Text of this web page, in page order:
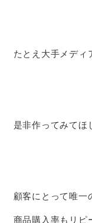
たとえ大手メディ
是非作ってみてほ
顧客にとって唯一
商品購入率もリピ